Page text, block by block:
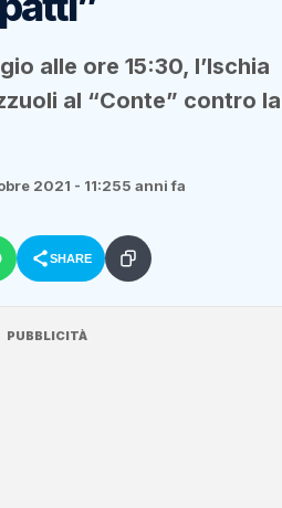
alle ore 15:30, l’Ischia
al “Conte” contro la
2021 - 11:255 anni fa
SHARE
PUBBLICITÀ